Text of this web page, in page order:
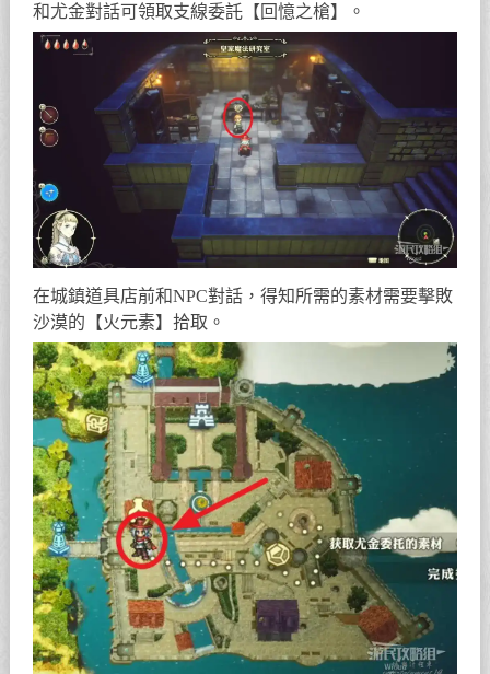
和尤金對話可領取支線委託【回憶之槍】。
在城鎮道具店前和NPC對話，得知所需的素材需要擊敗
沙漠的【火元素】拾取。